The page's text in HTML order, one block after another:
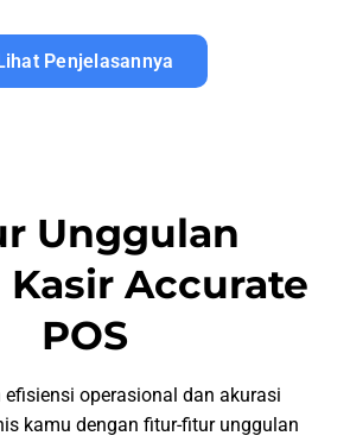
Lihat Penjelasannya
Unggulan
Kasir Accurate
POS
operasional dan akurasi
kamu dengan fitur-fitur unggulan